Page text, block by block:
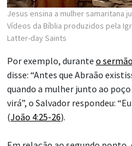
Jesus ensina a mulher samaritana
Vídeos da Bíblia produzidos pela
Latter-day Saints
Por exemplo, durante o
disse: “Antes que Abraão
quando a mulher junto ao poço
virá”, o Salvador respondeu:
(João 4:25-26).